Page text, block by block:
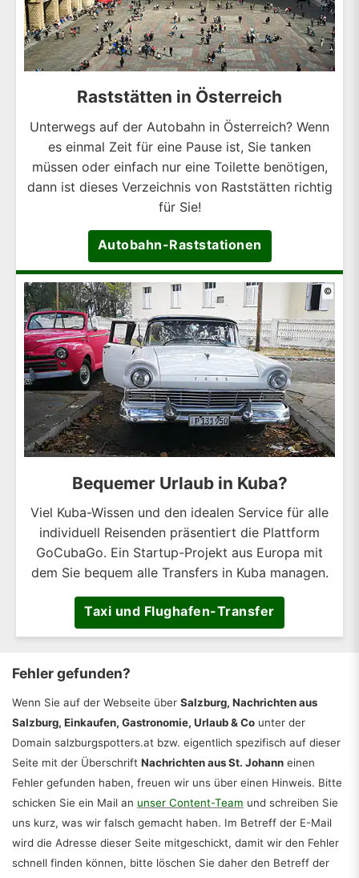
Raststätten in Österreich
Unterwegs auf der Autobahn in Österreich? Wenn
es einmal Zeit für eine Pause ist, Sie tanken
müssen oder einfach nur eine Toilette benötigen,
dann ist dieses Verzeichnis von Raststätten richtig
für Sie!
Autobahn-Raststationen
©
Bequemer Urlaub in Kuba?
Viel Kuba-Wissen und den idealen Service für alle
individuell Reisenden präsentiert die Plattform
GoCubaGo. Ein Startup-Projekt aus Europa mit
dem Sie bequem alle Transfers in Kuba managen.
Taxi und Flughafen-Transfer
Fehler gefunden?
Wenn Sie auf der Webseite über Salzburg, Nachrichten aus
Salzburg, Einkaufen, Gastronomie, Urlaub & Co unter der
Domain salzburgspotters.at bzw. eigentlich spezifisch auf dieser
Seite mit der Überschrift Nachrichten aus St. Johann einen
Fehler gefunden haben, freuen wir uns über einen Hinweis. Bitte
schicken Sie ein Mail an unser Content-Team und schreiben Sie
uns kurz, was wir falsch gemacht haben. Im Betreff der E-Mail
wird die Adresse dieser Seite mitgeschickt, damit wir den Fehler
schnell finden können, bitte löschen Sie daher den Betreff der